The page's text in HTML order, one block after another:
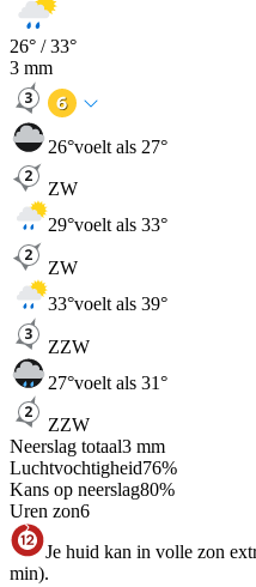
26° /33°
3 mm
26°voelt als 27°
ZW
29°voelt als 33°
ZW
33°voelt als 39°
ZZW
27°voelt als 31°
ZZW
Neerslag totaal3 mm
Luchtvochtigheid76%
Kans op neerslag80%
Uren zon6
Je huid kan in volle zon
min).